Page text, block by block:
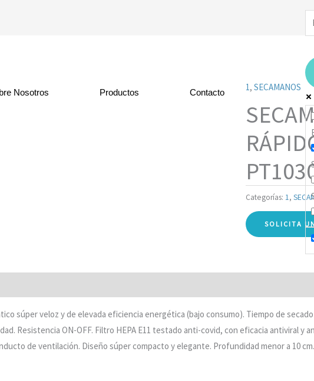
Nosotros Productos Contacto 1, SECAMANOS
Categorías: 1,
SOLICITA
súper veloz y de elevada eficiencia energética (bajo consumo). Tiempo de
Resistencia ON-OFF. Filtro HEPA E11 testado anti-covid, con eficacia antiviral y
de ventilación. Diseño súper compacto y elegante. Profundidad menor a 10 cm.